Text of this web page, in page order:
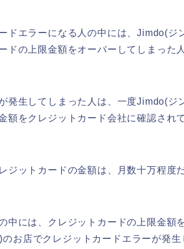
ドエラーになる人の中には、Jimdo(ジ
ドの上限金額をオーバーしてしまった
発生してしまった人は、一度Jimdo(ジ
額をクレジットカード会社に確認され
ジットカードの金額は、月数十万程度
中には、クレジットカードの上限金額
お店でクレジットカードエラーが発生